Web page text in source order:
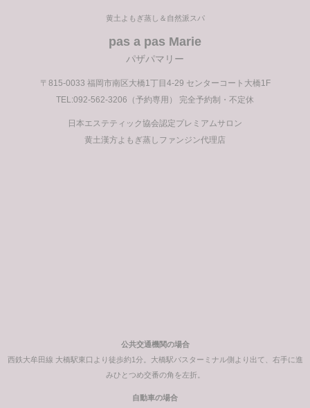
黄土よもぎ蒸し＆自然派スパ
pas a pas Marie
パザパマリー
〒815-0033 福岡市南区大橋1丁目4-29 センターコート大橋1F
TEL:092-562-3206（予約専用） 完全予約制・不定休
日本エステティック協会認定プレミアムサロン
黄土漢方よもぎ蒸しファンジン代理店
公共交通機関の場合
西鉄大牟田線 大橋駅東口より徒歩約1分。大橋駅バスターミナル側より出て、右手に進
みひとつめ交番の角を左折。
自動車の場合